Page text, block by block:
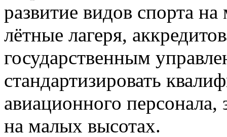
развитие видов спорта
лётные лагеря,
государственным
стандартизировать
авиационного
на малых высотах.